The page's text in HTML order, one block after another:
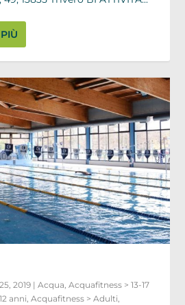
2019 |Acqua,Acquafitness > 13-17
anni,Acquafitness > Adulti,